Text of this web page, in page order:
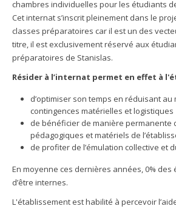
chambres individuelles pour les étudiants
Cet internat s’inscrit pleinement dans le
classes préparatoires car il est un des
titre, il est exclusivement réservé aux
préparatoires de Stanislas.
Résider à l’internat permet en effet à
d’optimiser son temps en réduisant au
contingences matérielles et logistiques
de bénéficier de manière permanente
pédagogiques et matériels de
de profiter de l’émulation collective et
En moyenne ces dernières années, 0% des
d’être internes.
L'établissement est habilité à percevoir